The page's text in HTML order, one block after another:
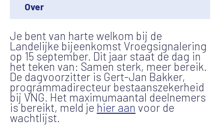
Over
Je bent van harte welkom bij de
Landelijke bijeenkomst Vroegsignalering
op 15 september. Dit jaar staat de dag in
het teken van: Samen sterk, meer bereik.
De dagvoorzitter is Gert-Jan Bakker,
programmadirecteur bestaanszekerheid
bij VNG. Het maximumaantal deelnemers
is bereikt, meld je hier aan voor de
wachtlijst.